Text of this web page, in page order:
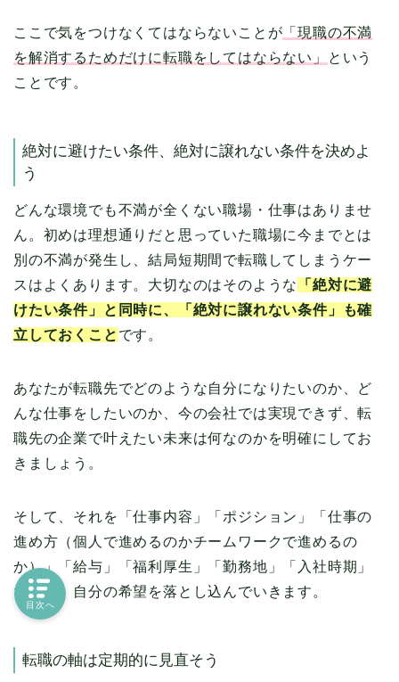
ここで気をつけなくてはならないことが 「現職の不満
を解消するためだけに転職をしてはならない」
という
ことです。
絶対に避けたい条件、絶対に譲れない条件を決めよ
う
どんな環境でも不満が全くない職場・仕事はありませ
ん。初めは理想通りだと思っていた職場に今までとは
別の不満が発生し、結局短期間で転職してしまうケー
スはよくあります。大切なのはそのような
「絶対に避
けたい条件」と同時に、「絶対に譲れない条件」も確
立しておくこと です。
あなたが転職先でどのような自分になりたいのか、ど
んな仕事をしたいのか、今の会社では実現できず、転
職先の企業で叶えたい未来は何なのかを明確にしてお
きましょう。
そして、それを「仕事内容」「ポジション」「仕事の
進め方（個人で進めるのかチームワークで進めるの
か）」「給与」「福利厚生」「勤務地」「入社時期」
などに、自分の希望を落とし込んでいきます。
転職の軸は定期的に見直そう
目次へ